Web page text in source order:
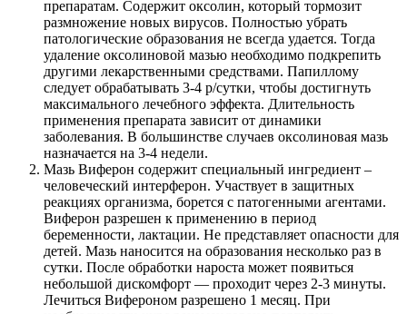
препаратам. Содержит оксолин, который тормозит
размножение новых вирусов. Полностью убрать
патологические образования не всегда удается. Тогда
удаление оксолиновой мазью необходимо подкрепить
другими лекарственными средствами. Папиллому
следует обрабатывать 3-4 р/сутки, чтобы достигнуть
максимального лечебного эффекта. Длительность
применения препарата зависит от динамики
заболевания. В большинстве случаев оксолиновая мазь
назначается на 3-4 недели.
Мазь Виферон содержит специальный ингредиент –
человеческий интерферон. Участвует в защитных
реакциях организма, борется с патогенными агентами.
Виферон разрешен к применению в период
беременности, лактации. Не представляет опасности для
детей. Мазь наносится на образования несколько раз в
сутки. После обработки нароста может появиться
небольшой дискомфорт — проходит через 2-3 минуты.
Лечиться Вифероном разрешено 1 месяц. При